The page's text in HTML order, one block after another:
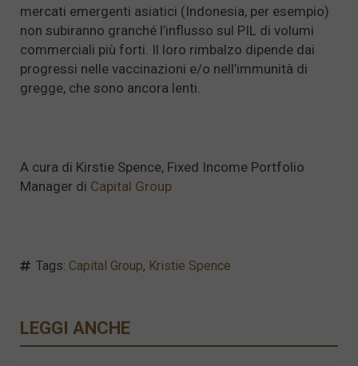
mercati emergenti asiatici (Indonesia, per esempio)
non subiranno granché l’influsso sul PIL di volumi
commerciali più forti. Il loro rimbalzo dipende dai
progressi nelle vaccinazioni e/o nell’immunità di
gregge, che sono ancora lenti.
A cura di Kirstie Spence, Fixed Income Portfolio
Manager di Capital Group
Tags: Capital Group, Kristie Spence
LEGGI ANCHE